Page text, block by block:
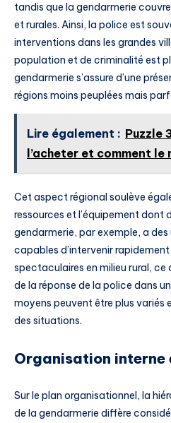
tandis que la gendarmerie
et rurales. Ainsi, la police est
interventions dans les grandes
population et de criminalité est
gendarmerie s’assure d’une
régions moins peuplées mais
Lire également : Puzzle
l’acheter et comment le
Cet aspect régional soulève
ressources et l’équipement dont
gendarmerie, par exemple, a
capables d’intervenir rapidement
spectaculaires en milieu rural,
de la réponse de la police dans
moyens peuvent être plus
des situations.
Organisation interne
Sur le plan organisationnel, la
de la gendarmerie diffère